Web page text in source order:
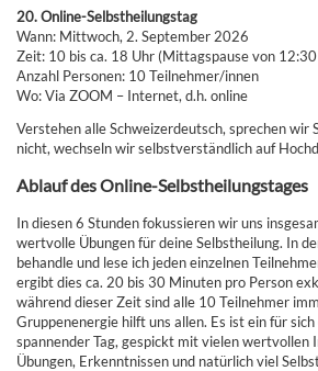
20. Online-Selbstheilungstag
Wann: Mittwoch, 2. September 2026
Zeit: 10 bis ca. 18 Uhr (Mittagspause von
Anzahl Personen: 10 Teilnehmer/innen
Wo: Via ZOOM – Internet, d.h. online
Verstehen alle Schweizerdeutsch, sprechen wir
nicht, wechseln wir selbstverständlich auf
Ablauf des Online-Selbstheilungstages
In diesen 6 Stunden fokussieren wir uns
wertvolle Übungen für deine Selbstheilung. In
behandle und lese ich jeden einzelnen
ergibt dies ca. 20 bis 30 Minuten pro Person
während dieser Zeit sind alle 10 Teilnehmer
Gruppenenergie hilft uns allen. Es ist ein für
spannender Tag, gespickt mit vielen wertvollen
Übungen, Erkenntnissen und natürlich viel